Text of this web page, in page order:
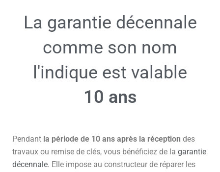
La garantie décennale
comme son nom
l'indique est valable
10 ans
Pendant la période de 10 ans après la réception des
travaux ou remise de clés, vous bénéficiez de la garantie
décennale. Elle impose au constructeur de réparer les